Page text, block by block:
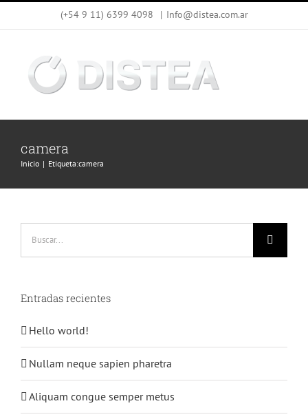
al
(+54 9 11) 6399 4098 | Info@distea.com.ar
camera
Inicio Etiqueta:camera
Entradas recientes
Hello world!
Nullam neque sapien pharetra
Aliquam congue semper metus